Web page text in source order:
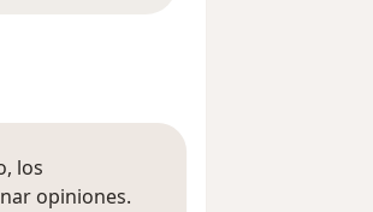
los
opiniones.